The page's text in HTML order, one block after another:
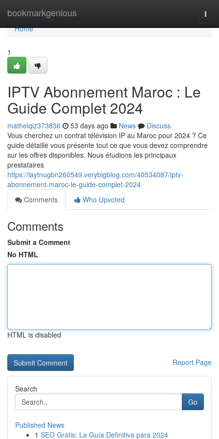
bookmarkgenious
Home
Home
1
IPTV Abonnement Maroc : Le
Guide Complet 2024
mathelqiz373836 53 days ago News
Discuss
Vous cherchez un contrat télévision IP au Maroc pour 2024 ? Ce
guide détaillé vous présente tout ce que vous devez comprendre
sur les offres disponibles. Nous étudions les principaux
prestataires
https://laytnugbn260549.verybigblog.com/40534087/iptv-
abonnement-maroc-le-guide-complet-2024
Comments
Who Upvoted
Comments
Submit a Comment
No HTML
HTML is disabled
Report Page
Search
Go
Published News
1 SEO Gratis: La Guía Definitiva para 2024